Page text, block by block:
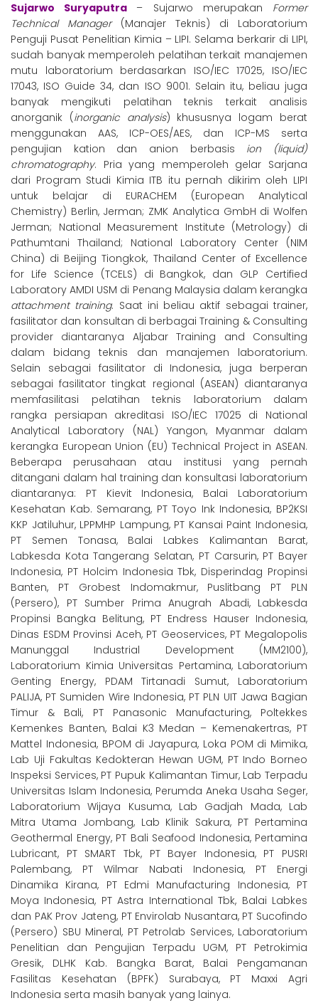
Sujarwo Suryaputra
– Sujarwo merupakan Former
Technical Manager(Manajer Teknis) di Laboratorium
Penguji Pusat Penelitian Kimia – LIPI. Selama berkarir di LIPI,
sudah banyak memperoleh pelatihan terkait manajemen
mutu laboratorium berdasarkan ISO/IEC 17025, ISO/IEC
17043, ISO Guide 34, dan ISO 9001. Selain itu, beliau juga
banyak mengikuti pelatihan teknis terkait analisis
anorganik (inorganic analysis) khususnya logam berat
menggunakan AAS, ICP-OES/AES, dan ICP-MS serta
pengujian kation dan anion berbasis ion (liquid)
chromatography. Pria yang memperoleh gelar Sarjana
dari Program Studi Kimia ITB itu pernah dikirim oleh LIPI
untuk belajar di EURACHEM (European Analytical
Chemistry) Berlin, Jerman; ZMK Analytica GmbH di Wolfen
Jerman; National Measurement Institute (Metrology) di
Pathumtani Thailand; National Laboratory Center (NIM
China) di Beijing Tiongkok, Thailand Center of Excellence
for Life Science (TCELS) di Bangkok, dan GLP Certified
Laboratory AMDI USM di Penang Malaysia dalam kerangka
attachment training. Saat ini beliau aktif sebagai trainer,
fasilitator dan konsultan di berbagai Training & Consulting
provider diantaranya Aljabar Training and Consulting
dalam bidang teknis dan manajemen laboratorium.
Selain sebagai fasilitator di Indonesia, juga berperan
sebagai fasilitator tingkat regional (ASEAN) diantaranya
memfasilitasi pelatihan teknis laboratorium dalam
rangka persiapan akreditasi ISO/IEC 17025 di National
Analytical Laboratory (NAL) Yangon, Myanmar dalam
kerangka European Union (EU) Technical Project in ASEAN.
Beberapa perusahaan atau institusi yang pernah
ditangani dalam hal training dan konsultasi laboratorium
diantaranya: PT Kievit Indonesia, Balai Laboratorium
Kesehatan Kab. Semarang, PT Toyo Ink Indonesia, BP2KSI
KKP Jatiluhur, LPPMHP Lampung, PT Kansai Paint Indonesia,
PT Semen Tonasa, Balai Labkes Kalimantan Barat,
Labkesda Kota Tangerang Selatan, PT Carsurin, PT Bayer
Indonesia, PT Holcim Indonesia Tbk, Disperindag Propinsi
Banten, PT Grobest Indomakmur, Puslitbang PT PLN
(Persero), PT Sumber Prima Anugrah Abadi, Labkesda
Propinsi Bangka Belitung, PT Endress Hauser Indonesia,
Dinas ESDM Provinsi Aceh, PT Geoservices, PT Megalopolis
Manunggal Industrial Development (MM2100),
Laboratorium Kimia Universitas Pertamina, Laboratorium
Genting Energy, PDAM Tirtanadi Sumut, Laboratorium
PALIJA, PT Sumiden Wire Indonesia, PT PLN UIT Jawa Bagian
Timur & Bali, PT Panasonic Manufacturing, Poltekkes
Kemenkes Banten, Balai K3 Medan – Kemenakertras, PT
Mattel Indonesia, BPOM di Jayapura, Loka POM di Mimika,
Lab Uji Fakultas Kedokteran Hewan UGM, PT Indo Borneo
Inspeksi Services, PT Pupuk Kalimantan Timur, Lab Terpadu
Universitas Islam Indonesia, Perumda Aneka Usaha Seger,
Laboratorium Wijaya Kusuma, Lab Gadjah Mada, Lab
Mitra Utama Jombang, Lab Klinik Sakura, PT Pertamina
Geothermal Energy, PT Bali Seafood Indonesia, Pertamina
Lubricant, PT SMART Tbk, PT Bayer Indonesia, PT PUSRI
Palembang, PT Wilmar Nabati Indonesia, PT Energi
Dinamika Kirana, PT Edmi Manufacturing Indonesia, PT
Moya Indonesia, PT Astra International Tbk, Balai Labkes
dan PAK Prov Jateng, PT Envirolab Nusantara, PT Sucofindo
(Persero) SBU Mineral, PT Petrolab Services, Laboratorium
Penelitian dan Pengujian Terpadu UGM, PT Petrokimia
Gresik, DLHK Kab. Bangka Barat, Balai Pengamanan
Fasilitas Kesehatan (BPFK) Surabaya, PT Maxxi Agri
Indonesia serta masih banyak yang lainya.